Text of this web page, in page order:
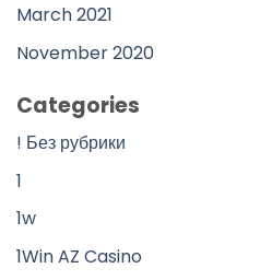
March 2021
November 2020
Categories
! Без рубрики
1
1w
1Win AZ Casino